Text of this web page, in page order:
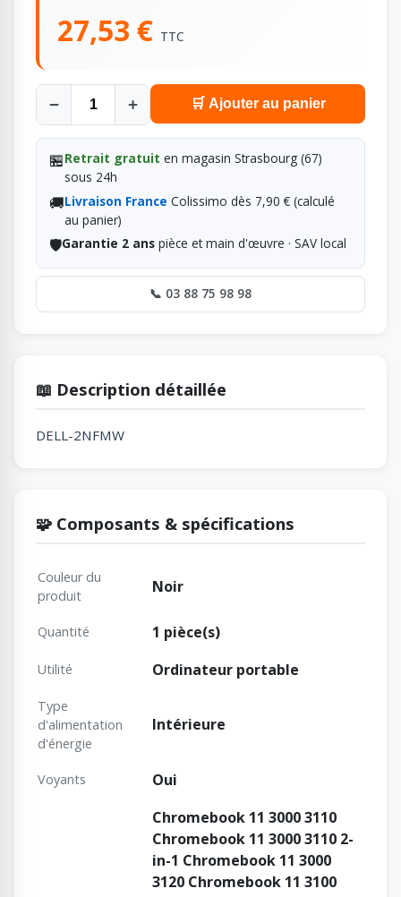
27,53 € TTC
− + 🛒 Ajouter au panier
🏪Retrait gratuit en magasin Strasbourg (67)
sous 24h
🚚Livraison France Colissimo dès 7,90 € (calculé
au panier)
🛡️Garantie 2 anspièce et main d'œuvre · SAV local
📞 03 88 75 98 98
📖 Description détaillée
DELL-2NFMW
🧩 Composants & spécifications
Couleur du
produit
Noir
Quantité 1 pièce(s)
Utilité Ordinateur portable
Type
d'alimentation
d'énergie
Intérieure
Voyants
Oui
Chromebook 11 3000 3110
Chromebook 11 3000 3110 2-
in-1 Chromebook 11 3000
3120 Chromebook 11 3100